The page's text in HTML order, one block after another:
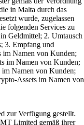
in Malta durch das
wurde, zugelassen
folgenden Services zu
Geldmittel; 2. Umtausch
3. Empfang und
Namen von Kunden;
im Namen von Kunden;
Namen von Kunden;
Assets im Namen von
zur Verfügung gestellt.
Limited gemäß ihrer